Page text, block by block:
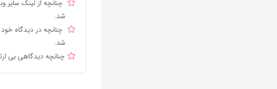
چنانچه از لینک سایر
شد.
چنانچه در دیدگاه
شد.
چنانچه دیدگاهی بی